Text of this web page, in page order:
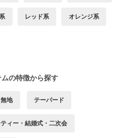
レッド系 オレンジ系
の特徴から探す
無地 テーパード
ィー・結婚式・二次会